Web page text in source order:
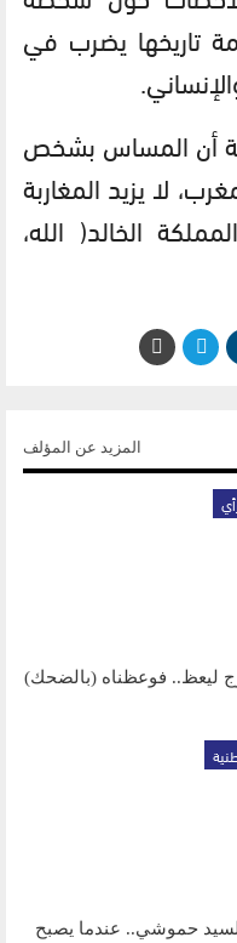
تاريخها يضرب في
أن المساس بشخص
لا يزيد المغاربة
الخالد( الله،
المزيد عن المؤلف
ليعظ.. فوعظناه (بالضحك)
حموشي.. عندما يصبح